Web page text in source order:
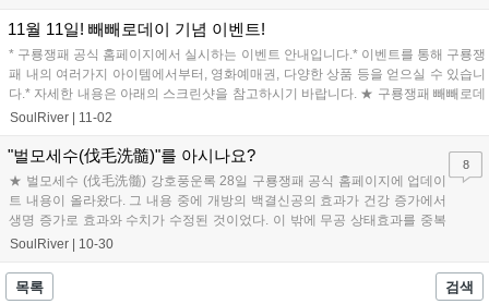
11월 11일! 빼빼로데이 기념 이벤트!
* 구룡쟁패 공식 홈페이지에서 실시하는 이벤트 안내입니다.* 이벤트를 통해 구룡쟁
패 내의 여러가지 아이템에서부터, 영화예매권, 다양한 상품 등을 얻으실 수 있습니
다.* 자세한 내용은 아래의 스크린샷을 참고하시기 바랍니다. ★ 구룡쟁패 빼빼로데
이 이벤트...
SoulRiver 11-02
"벌모세수(伐毛洗髓)"를 아시나요?
★ 벌모세수 (伐毛洗髓) 강호풍운록 28일 구룡쟁패 공식 홈페이지에 업데이
트 내용이 올라왔다. 그 내용 중에 개방의 백결신공의 효과가 건강 증가에서
생명 증가로 효과와 수치가 수정된 것이었다. 이 밖에 무공 상태효과를 중복
하여, 적용 받을 수 없게 수...
SoulRiver 10-30
8
목록 검색